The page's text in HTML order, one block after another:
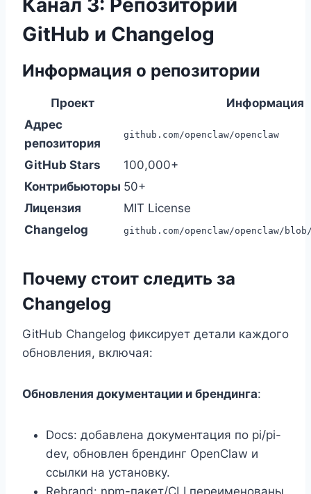
GitHub и Changelog
Информация о репозитории
Проект
Информация
Адрес
репозитория
github.com/openclaw/openclaw
GitHub Stars
100,000+
Контрибьюторы 50+
Лицензия
MIT License
Changelog
github.com/openclaw/openclaw/blob/
Почему стоит следить за
Changelog
GitHub Changelog фиксирует детали каждого
обновления, включая:
Обновления документации и брендинга:
Docs: добавлена документация по pi/pi-
dev, обновлен брендинг OpenClaw и
ссылки на установку.
Rebrand: npm-пакет/CLI переименованы